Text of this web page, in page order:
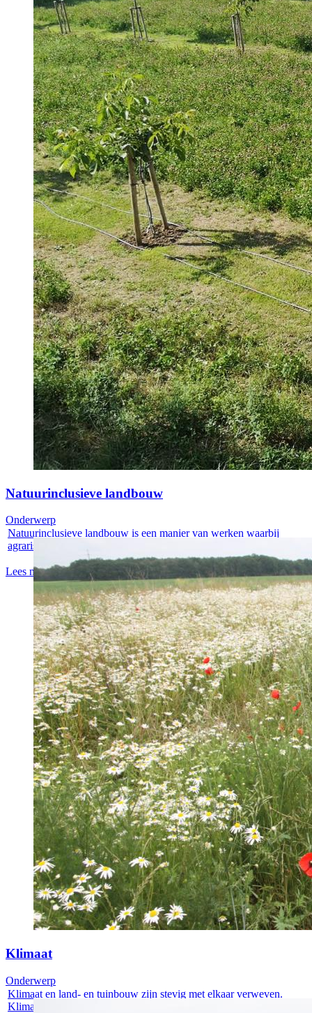
Natuurinclusieve landbouw
Natuurinclusieve landbouw is een manier van werken waarbij
agrarische...
Lees meer
Onderwerp
Klimaat
Klimaat en land- en tuinbouw zijn stevig met elkaar verweven.
Klimaat is een...
Onderwerp